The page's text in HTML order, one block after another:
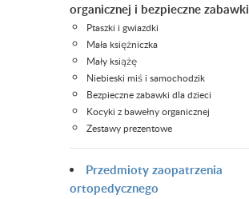
organicznej i bezpieczne zabawki
Ptaszki i gwiazdki
Mała księżniczka
Mały książę
Niebieski miś i samochodzik
Bezpieczne zabawki dla dzieci
Kocyki z bawełny organicznej
Zestawy prezentowe
Przedmioty zaopatrzenia
ortopedycznego